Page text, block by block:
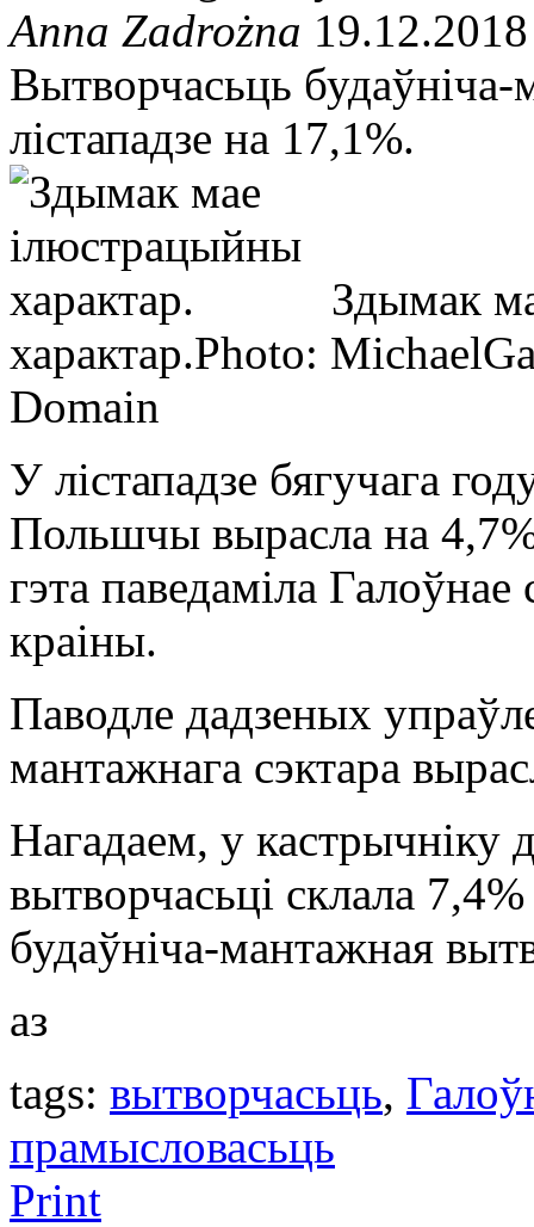
Anna Zadrożna
Вытворчасьць будаўніча-
лістападзе на 17,1%.
Здымак
характар.Photo:
Domain
У лістападзе бягучага
Польшчы вырасла на
гэта паведаміла
краіны.
Паводле дадзеных
мантажнага сэктара
Нагадаем, у кастрычніку
вытворчасьці склала
будаўніча-мантажная
аз
tags: вытворчасьць,
прамысловасьць
Print